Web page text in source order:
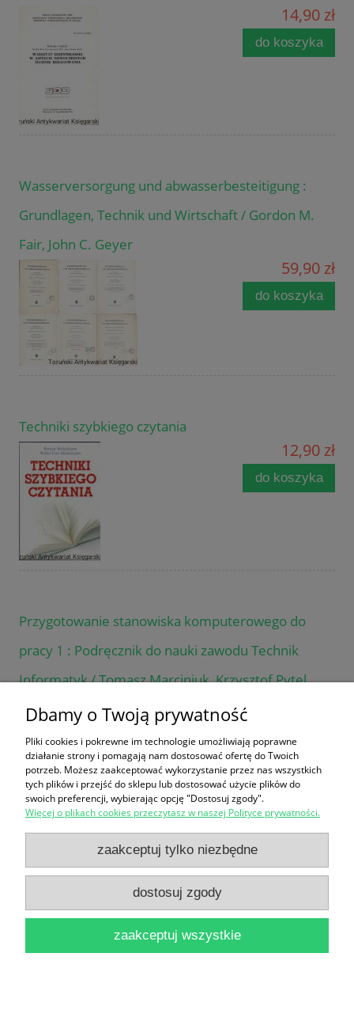
14,90 zł
do koszyka
Wasserversorgung und abwasserbesteitigung :
Grundlagen, Technik und Wirtschaft / Gordon M.
Fair, John C. Geyer
59,90 zł
do koszyka
Techniki szybkiego czytania
12,90 zł
do koszyka
Przygotowanie stanowiska komputerowego do
pracy 1 : Podręcznik do nauki zawodu Technik
Informatyk / Tomasz Marciniuk, Krzysztof Pytel,
Sylwia Osetek
do koszyka
Technika biblioteczna / A. W. Klenow
do koszyka
Dbamy o Twoją prywatność
Pliki cookies i pokrewne im technologie umożliwiają poprawne
działanie strony i pomagają nam dostosować ofertę do Twoich
potrzeb. Możesz zaakceptować wykorzystanie przez nas wszystkich
tych plików i przejść do sklepu lub dostosować użycie plików do
swoich preferencji, wybierając opcję "Dostosuj zgody".
Więcej o plikach cookies przeczytasz w naszej Polityce prywatności.
zaakceptuj tylko niezbędne
dostosuj zgody
zaakceptuj wszystkie